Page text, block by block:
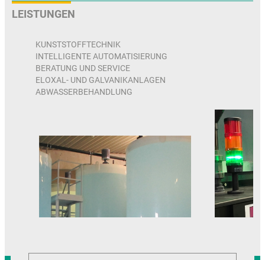
LEISTUNGEN
KUNSTSTOFFTECHNIK
INTELLIGENTE AUTOMATISIERUNG
BERATUNG UND SERVICE
ELOXAL- UND GALVANIKANLAGEN
ABWASSERBEHANDLUNG